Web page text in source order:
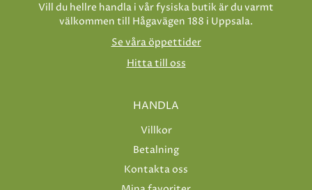
Vill du hellre handla i vår fysiska butik är du varmt
välkommen till Hågavägen 188 i Uppsala.
Se våra öppettider
Hitta till oss
HANDLA
Villkor
Betalning
Kontakta oss